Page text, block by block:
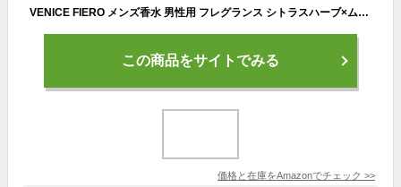
VENICE FIERO メンズ香水 男性用 フレグランス シトラスハーブ×ムスク 50ml
この商品をサイトでみる
価格と在庫をAmazonでチェック >>